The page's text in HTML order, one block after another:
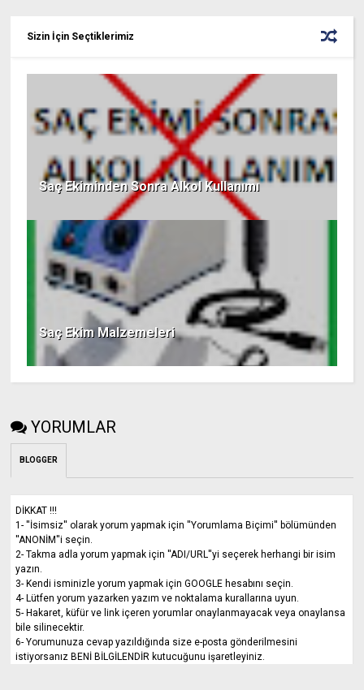
Sizin İçin Seçtiklerimiz
Saç Ekiminden Sonra Alkol Kullanımı
Saç Ekim Malzemeleri
YORUMLAR
BLOGGER
DİKKAT !!!
1- ''İsimsiz'' olarak yorum yapmak için ''Yorumlama Biçimi'' bölümünden
''ANONİM''i seçin.
2- Takma adla yorum yapmak için ''ADI/URL''yi seçerek herhangi bir isim
yazın.
3- Kendi isminizle yorum yapmak için GOOGLE hesabını seçin.
4- Lütfen yorum yazarken yazım ve noktalama kurallarına uyun.
5- Hakaret, küfür ve link içeren yorumlar onaylanmayacak veya onaylansa
bile silinecektir.
6- Yorumunuza cevap yazıldığında size e-posta gönderilmesini
istiyorsanız BENİ BİLGİLENDİR kutucuğunu işaretleyiniz.